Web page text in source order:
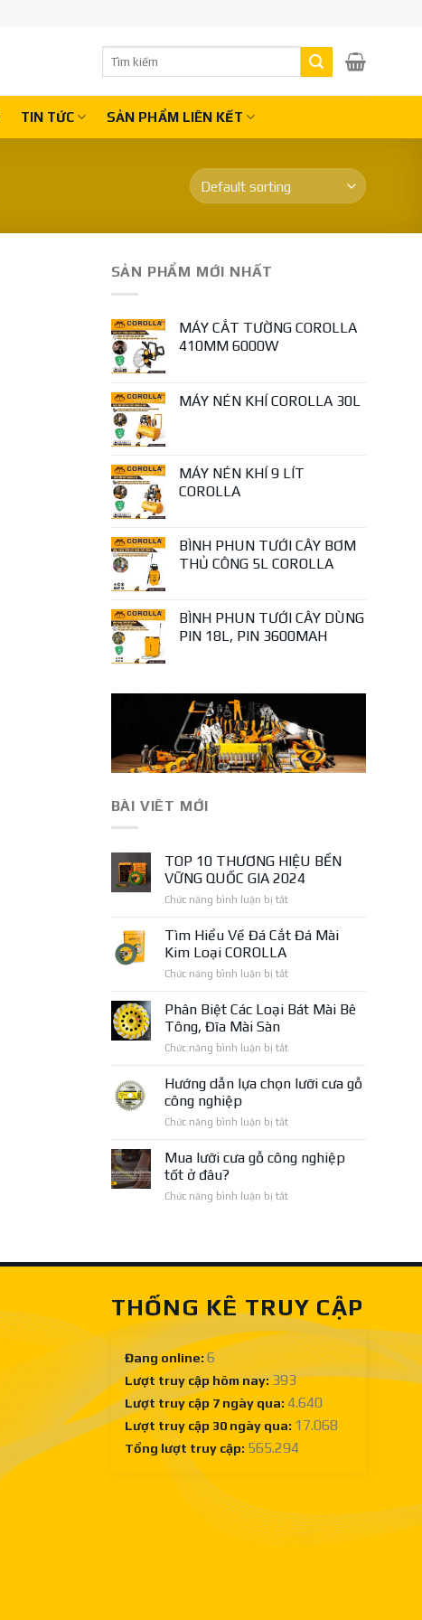
TIN TỨC SẢN PHẨM LIÊN KẾT
SẢN PHẨM MỚI NHẤT
MÁY CẮT TƯỜNG COROLLA
410MM 6000W
MÁY NÉN KHÍ COROLLA 30L
MÁY NÉN KHÍ 9 LÍT
COROLLA
BÌNH PHUN TƯỚI CÂY BƠM
THỦ CÔNG 5L COROLLA
BÌNH PHUN TƯỚI CÂY DÙNG
PIN 18L, PIN 3600MAH
BÀI VIÊT MỚI
TOP 10 THƯƠNG HIỆU BỀN
VỮNG QUỐC GIA 2024
Chức năng bình luận bị tắtở
10
BỀN
QUỐC
Tìm Hiểu Về Đá Cắt Đá Mài
Kim Loại COROLLA
Chức năng bình luận bị tắtở
Hiểu
Cắt
Mài
COROLLA
Phân Biệt Các Loại Bát Mài Bê
Tông, Đĩa Mài Sàn
Chức năng bình luận bị tắtở
Biệt
Bát
Bê
Mài
Hướng dẫn lựa chọn lưỡi cưa gỗ
công nghiệp
Chức năng bình luận bị tắtở
lựa
lưỡi
nghiệp
Mua lưỡi cưa gỗ công nghiệp
tốt ở đâu?
Chức năng bình luận bị tắtở
tốt
ở
đâu?
THỐNG KÊ TRUY CẬP
Đang online:6
Lượt truy cập hôm nay:393
Lượt truy cập 7 ngày qua: 4.640
Lượt truy cập 30 ngày qua: 17.068
Tổng lượt truy cập: 565.294